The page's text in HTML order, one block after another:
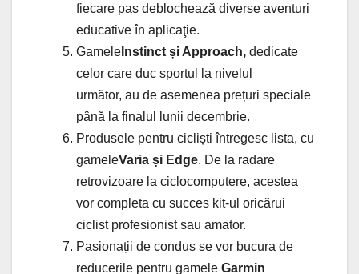
fiecare pas deblochează diverse aventuri
educative în aplicaţie.
Gamele Instinct și Approach, dedicate
celor care duc sportul la nivelul
următor, au de asemenea prețuri speciale
până la finalul lunii decembrie.
Produsele pentru cicliști întregesc lista, cu
gameleVaria și Edge. De la radare
retrovizoare la ciclocomputere, acestea
vor completa cu succes kit-ul oricărui
ciclist profesionist sau amator.
Pasionații de condus se vor bucura de
reducerile pentru gamele Garmin